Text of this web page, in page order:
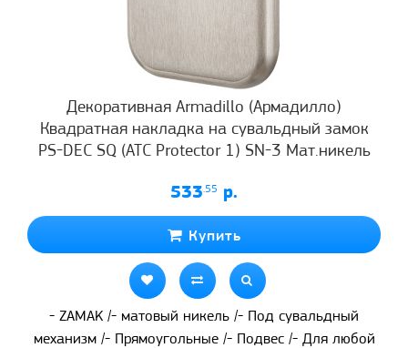
Декоративная Armadillo (Армадилло)
Квадратная накладка на сувальдный замок
PS-DEC SQ (ATC Protector 1) SN-3 Мат.никель
533.55 р.
Купить
- ZAMAK /- матовый никель /- Под сувальдный
механизм /- Прямоугольные /- Подвес /- Для любой